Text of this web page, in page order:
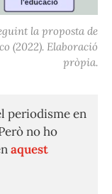
la proposta de
(2022). Elaboració
pròpia.
periodisme en
no ho
aquest